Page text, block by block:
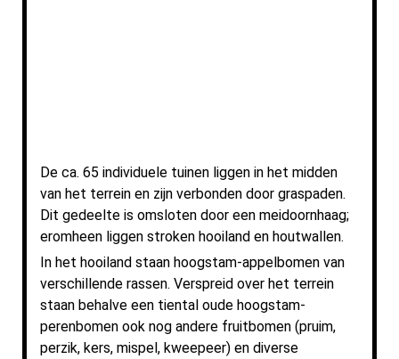
De ca. 65 individuele tuinen liggen in het midden
van het terrein en zijn verbonden door graspaden.
Dit gedeelte is omsloten door een meidoornhaag;
eromheen liggen stroken hooiland en houtwallen.
In het hooiland staan hoogstam-appelbomen van
verschillende rassen. Verspreid over het terrein
staan behalve een tiental oude hoogstam-
perenbomen ook nog andere fruitbomen (pruim,
perzik, kers, mispel, kweepeer) en diverse